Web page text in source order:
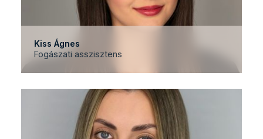
Kiss Ágnes
Fogászati asszisztens